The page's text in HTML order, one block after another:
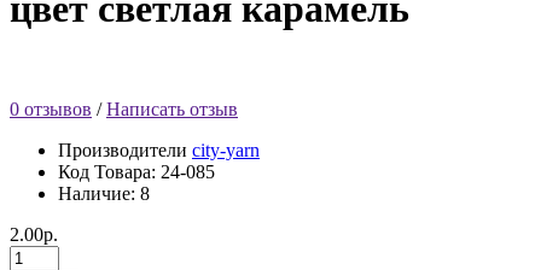
цвет светлая карамель
0 отзывов /Написать отзыв
Производители city-yarn
Код Товара: 24-085
Наличие: 8
2.00р.